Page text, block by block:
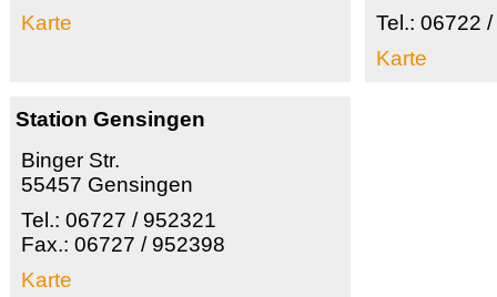
Karte
Tel.: 06722
Karte
Station Gensingen
Binger Str.
55457 Gensingen
Tel.: 06727 / 952321
Fax.: 06727 / 952398
Karte